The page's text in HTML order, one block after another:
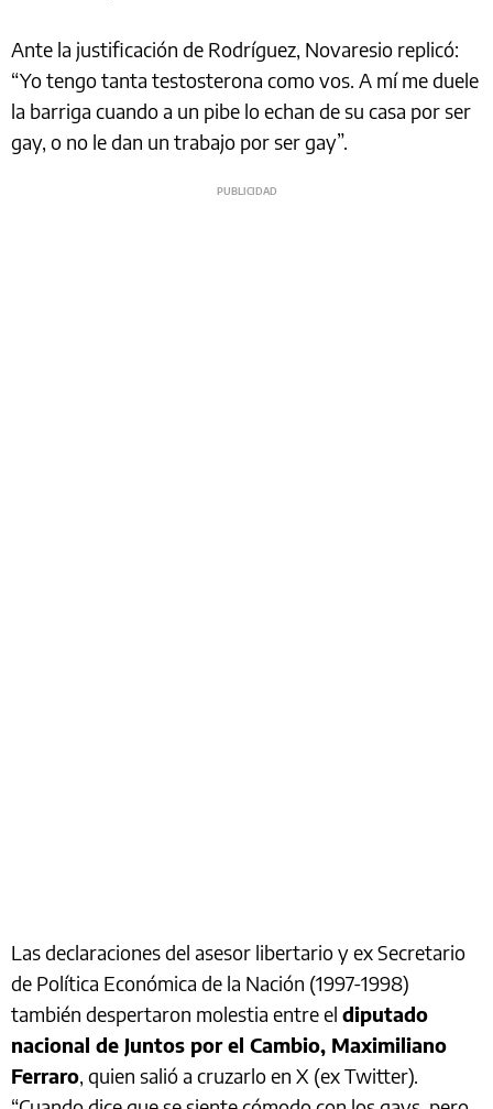
Ante la justificación de Rodríguez, Novaresio replicó:
“Yo tengo tanta testosterona como vos. A mí me duele
la barriga cuando a un pibe lo echan de su casa por ser
gay, o no le dan un trabajo por ser gay”.
Las declaraciones del asesor libertario y ex Secretario
de Política Económica de la Nación (1997-1998)
también despertaron molestia entre el diputado
nacional de Juntos por el Cambio, Maximiliano
Ferraro, quien salió a cruzarlo en X (ex Twitter).